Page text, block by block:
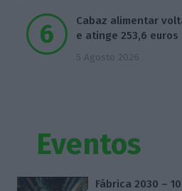
Cabaz alimentar
e atinge 253,6 euros
5 Agosto 2026
Eventos
Fábrica 2030 –